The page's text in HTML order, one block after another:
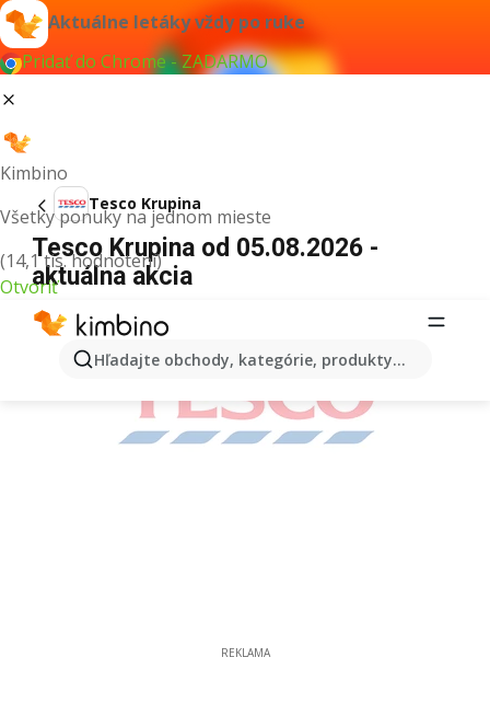
Aktuálne letáky vždy po ruke
Pridať do Chrome - ZADARMO
Kimbino
Všetky ponuky na jednom mieste
(14,1 tis. hodnotení)
Otvoriť
Hľadajte obchody, kategórie, produkty...
Tesco Krupina
Tesco Krupina od 05.08.2026 -
aktuálna akcia
REKLAMA